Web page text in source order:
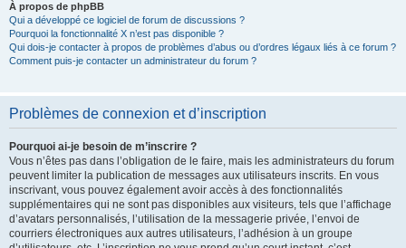
À propos de phpBB
Qui a développé ce logiciel de forum de discussions ?
Pourquoi la fonctionnalité X n’est pas disponible ?
Qui dois-je contacter à propos de problèmes d’abus ou d’ordres légaux liés à ce forum ?
Comment puis-je contacter un administrateur du forum ?
Problèmes de connexion et d’inscription
Pourquoi ai-je besoin de m’inscrire ?
Vous n’êtes pas dans l’obligation de le faire, mais les administrateurs du forum
peuvent limiter la publication de messages aux utilisateurs inscrits. En vous
inscrivant, vous pouvez également avoir accès à des fonctionnalités
supplémentaires qui ne sont pas disponibles aux visiteurs, tels que l’affichage
d’avatars personnalisés, l’utilisation de la messagerie privée, l’envoi de
courriers électroniques aux autres utilisateurs, l’adhésion à un groupe